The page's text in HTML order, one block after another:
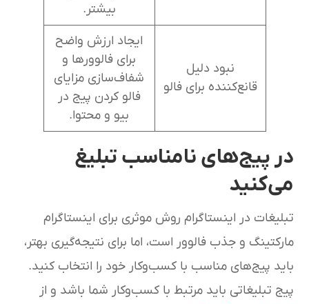
بیشتر.
نبود دلیل
قانع‌کننده برای فالو
ایجاد ارزش واضح
برای فالوورها و
شفاف‌سازی مزایای
فالو کردن پیج در
بیو و محتوا.
در پیج‌های نامناسب تبلیغ
می‌کنید
تبلیغات در اینستاگرام روش موثری برای اینستاگرام
مارکتینگ و جذب فالوور است، اما برای نتیجه‌گیری بهتر،
باید پیج‌های مناسب با کسب‌وکار خود را انتخاب کنید.
پیج تبلیغاتی باید مرتبط با کسب‌وکار شما باشد و از